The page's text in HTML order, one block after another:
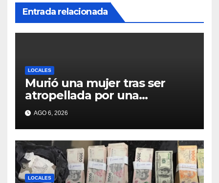
Entrada relacionada
LOCALES
Murió una mujer tras ser
atropellada por una
motocicleta en Nelson
AGO 6, 2026
LOCALES